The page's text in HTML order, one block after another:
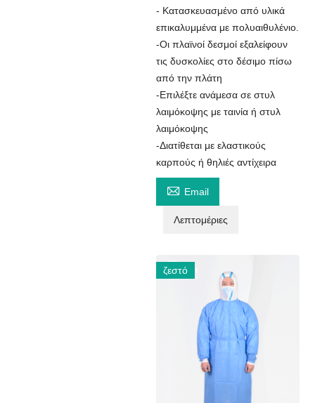
- Κατασκευασμένο από υλικά
επικαλυμμένα με πολυαιθυλένιο.
-Οι πλαϊνοί δεσμοί εξαλείφουν
τις δυσκολίες στο δέσιμο πίσω
από την πλάτη
-Επιλέξτε ανάμεσα σε στυλ
λαιμόκοψης με ταινία ή στυλ
λαιμόκοψης
-Διατίθεται με ελαστικούς
καρπούς ή θηλιές αντίχειρα
 Email
Λεπτομέριες
ζεστό